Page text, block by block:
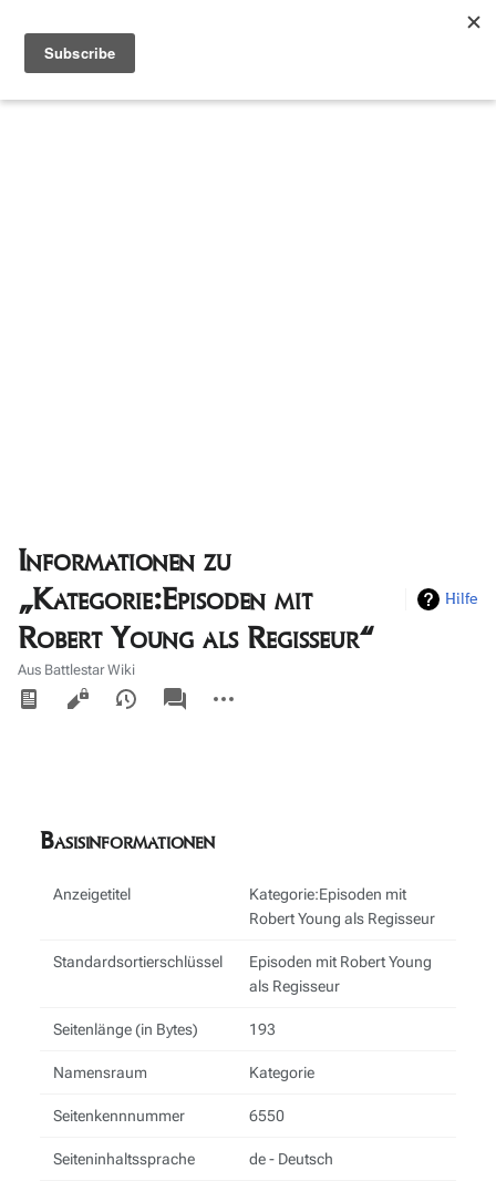
Informationen zu
„Kategorie:Episoden mit
Robert Young als Regisseur“
Hilfe
Aus Battlestar Wiki
Ansichten
associated-
pages
Aktionen
Basisinformationen
Anzeigetitel
Kategorie:Episoden mit
Robert Young als Regisseur
Standardsortierschlüssel
Episoden mit Robert Young
als Regisseur
Seitenlänge (in Bytes) 193
Namensraum Kategorie
Seitenkennnummer 6550
Seiteninhaltssprache de - Deutsch